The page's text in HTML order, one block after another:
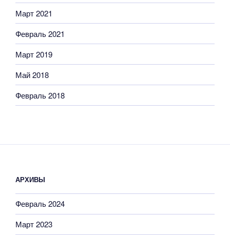
Март 2021
Февраль 2021
Март 2019
Май 2018
Февраль 2018
АРХИВЫ
Февраль 2024
Март 2023